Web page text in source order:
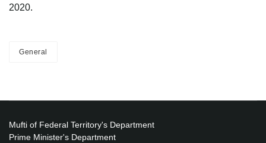
2020.
General
Mufti of Federal Territory's Department
Prime Minister's Department